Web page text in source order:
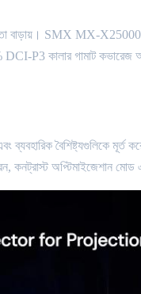
বাড়ায়। SMX MX-
P3 কালার গামাট
বৈশিষ্ট্যগুলিকে
কনট্রাস্ট অপ্টিমাইজেশান